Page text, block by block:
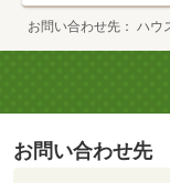
お問い合わせ先 ハウ
お問い合わせ先